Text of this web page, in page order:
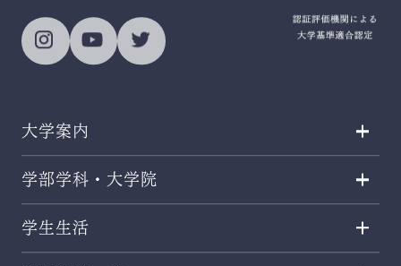
大学案内
学部学科・大学院
学生生活